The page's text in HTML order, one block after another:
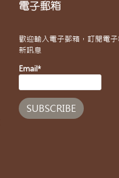
電子郵箱
歡迎輸入電子郵箱，訂閱電
新訊息
Email*